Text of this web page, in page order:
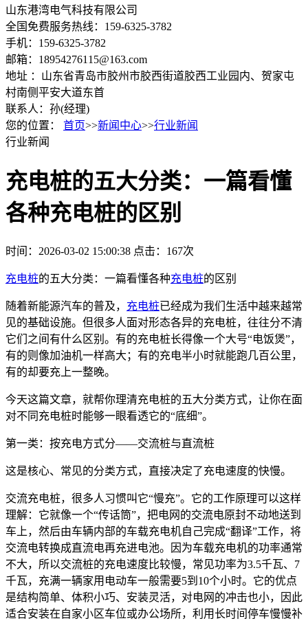
山东港湾电气科技有限公司
全国免费服务热线：159-6325-3782
手机：159-6325-3782
邮箱：18954276115@163.com
地址 ：山东省青岛市胶州市胶西街道胶西工业园内、贺家屯
村南侧平安大道东首
联系人：孙(经理)
您的位置：
首页>>新闻中心>>行业新闻
行业新闻
充电桩的五大分类：一篇看懂
各种充电桩的区别
时间：2026-03-02 15:00:38 点击：167次
充电桩的五大分类：一篇看懂各种充电桩的区别
随着新能源汽车的普及， 充电桩已经成为我们生活中越来越常
见的基础设施。但很多人面对形态各异的充电桩，往往分不清
它们之间有什么区别。有的充电桩长得像一个大号“电饭煲”，
有的则像加油机一样高大；有的充电半小时就能跑几百公里，
有的却要充上一整晚。
今天这篇文章，就帮你理清充电桩的五大分类方式，让你在面
对不同充电桩时能够一眼看透它的“底细”。
第一类：按充电方式分——交流桩与直流桩
这是核心、常见的分类方式，直接决定了充电速度的快慢。
交流充电桩，很多人习惯叫它“慢充”。它的工作原理可以这样
理解：它就像一个“传话筒”，把电网的交流电原封不动地送到
车上，然后由车辆内部的车载充电机自己完成“翻译”工作，将
交流电转换成直流电再充进电池。因为车载充电机的功率通常
不大，所以交流桩的充电速度比较慢，常见功率为3.5千瓦、7
千瓦，充满一辆家用电动车一般需要5到10个小时。它的优点
是结构简单、体积小巧、安装灵活，对电网的冲击也小，因此
适合安装在自家小区车位或办公场所，利用长时间停车慢慢补